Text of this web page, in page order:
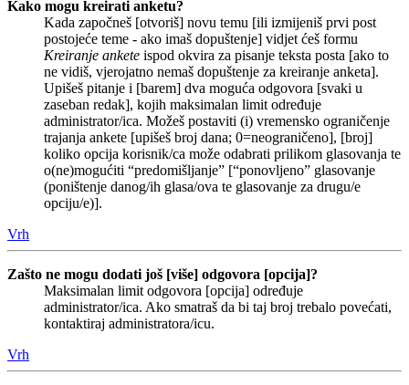
Kako mogu kreirati anketu?
Kada započneš [otvoriš] novu temu [ili izmijeniš prvi post
postojeće teme - ako imaš dopuštenje] vidjet ćeš formu
Kreiranje ankete ispod okvira za pisanje teksta posta [ako to
ne vidiš, vjerojatno nemaš dopuštenje za kreiranje anketa].
Upišeš pitanje i [barem] dva moguća odgovora [svaki u
zaseban redak], kojih maksimalan limit određuje
administrator/ica. Možeš postaviti (i) vremensko ograničenje
trajanja ankete [upišeš broj dana; 0=neograničeno], [broj]
koliko opcija korisnik/ca može odabrati prilikom glasovanja te
o(ne)mogućiti “predomišljanje” [“ponovljeno” glasovanje
(poništenje danog/ih glasa/ova te glasovanje za drugu/e
opciju/e)].
Vrh
Zašto ne mogu dodati još [više] odgovora [opcija]?
Maksimalan limit odgovora [opcija] određuje
administrator/ica. Ako smatraš da bi taj broj trebalo povećati,
kontaktiraj administratora/icu.
Vrh